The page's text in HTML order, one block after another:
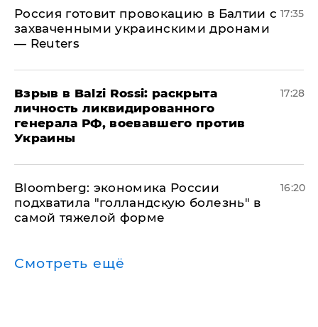
​Россия готовит провокацию в Балтии с
захваченными украинскими дронами
— Reuters
17:35
​Взрыв в Balzi Rossi: раскрыта
личность ликвидированного
генерала РФ, воевавшего против
Украины
17:28
Bloomberg: экономика России
подхватила "голландскую болезнь" в
самой тяжелой форме
16:20
Смотреть ещё